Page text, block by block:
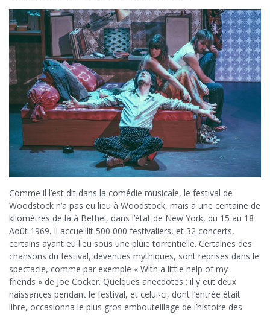
Comme il l’est dit dans la comédie musicale, le festival de
Woodstock n’a pas eu lieu à Woodstock, mais à une centaine de
kilomètres de là à Bethel, dans l’état de New York, du 15 au 18
Août 1969. Il accueillit 500 000 festivaliers, et 32 concerts,
certains ayant eu lieu sous une pluie torrentielle. Certaines des
chansons du festival, devenues mythiques, sont reprises dans le
spectacle, comme par exemple « With a little help of my
friends » de Joe Cocker. Quelques anecdotes : il y eut deux
naissances pendant le festival, et celui-ci, dont l’entrée était
libre, occasionna le plus gros embouteillage de l’histoire des